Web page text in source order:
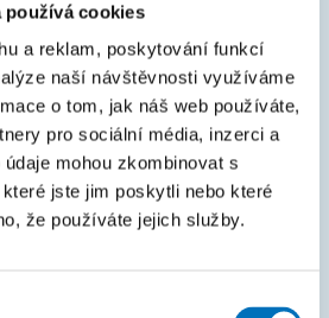
používá cookies
a reklam, poskytování funkcí
naší návštěvnosti využíváme
o tom, jak náš web používáte,
pro sociální média, inzerci a
mohou zkombinovat s
jste jim poskytli nebo které
že používáte jejich služby.